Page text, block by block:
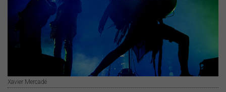
Xavier Mercadé